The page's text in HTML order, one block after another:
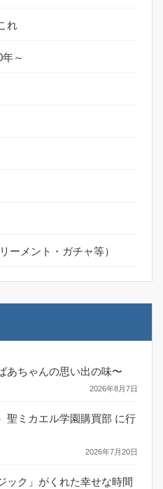
れ
～
ーメント・ガチャ等）
あちゃんの思い出の味〜
2026年8月7日
聖ミカエル学園購買部 に行
2026年7月20日
ック」がくれた幸せな時間